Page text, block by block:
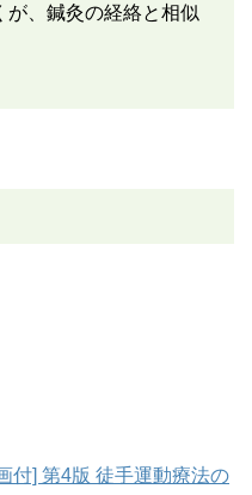
が、鍼灸の経絡と相似
付] 第4版 徒手運動療法の